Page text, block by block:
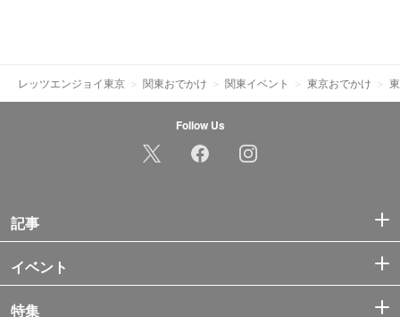
レッツエンジョイ東京 関東おでかけ 関東イベント 東京おでかけ
Follow Us
記事
イベント
特集